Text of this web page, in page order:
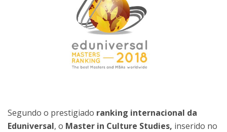
Segundo o prestigiado ranking internacional da
Eduniversal, o Master in Culture Studies, inserido no